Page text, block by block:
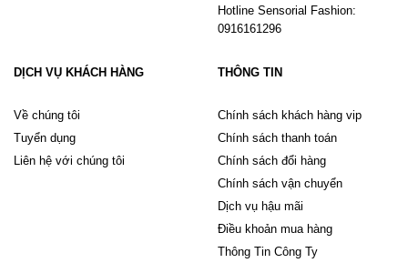
Hotline Sensorial Fashion:
0916161296
DỊCH VỤ KHÁCH HÀNG
Về chúng tôi
Tuyển dụng
Liên hệ với chúng tôi
THÔNG TIN
Chính sách khách hàng vip
Chính sách thanh toán
Chính sách đổi hàng
Chính sách vận chuyển
Dịch vụ hậu mãi
Điều khoản mua hàng
Thông Tin Công Ty